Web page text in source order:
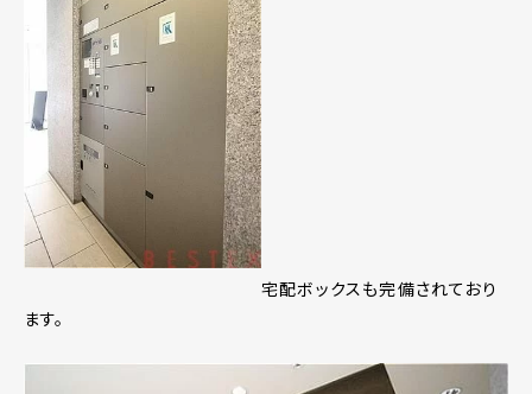
宅配ボックスも完備されており
ます。